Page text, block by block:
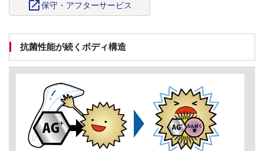
open_in_new保守・アフターサービス
抗菌性能が続くボディ構造